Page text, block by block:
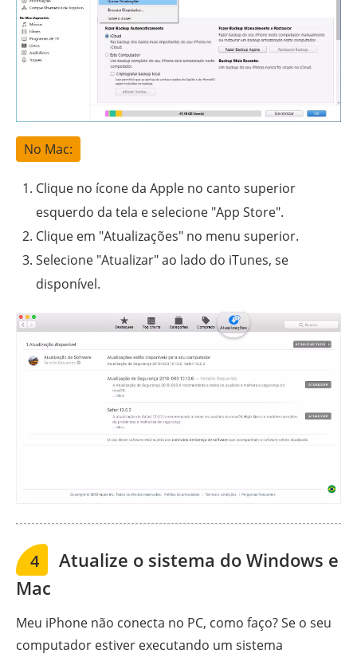
No Mac:
Clique no ícone da Apple no canto superior
esquerdo da tela e selecione "App Store".
Clique em "Atualizações" no menu superior.
Selecione "Atualizar" ao lado do iTunes, se
disponível.
4
Atualize o sistema do Windows e
Mac
Meu iPhone não conecta no PC, como faço? Se o seu
computador estiver executando um sistema